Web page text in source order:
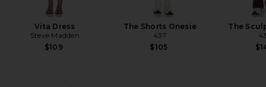
Vita Dress
Steve Madden
$109
The Shorts Onesie
437
$105
The